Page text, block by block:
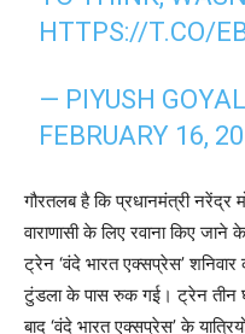
HTTPS://T.CO/
— PIYUSH
FEBRUARY 16,
गौरतलब है कि प्रधानमंत्री नरेंद्र
वाराणासी के लिए रवाना किए
ट्रेन ‘वंदे भारत एक्सप्रेस’
टुंडला के पास रुक गई। ट्रेन तीन
बाद ‘वंदे भारत एक्सप्रेस’ के